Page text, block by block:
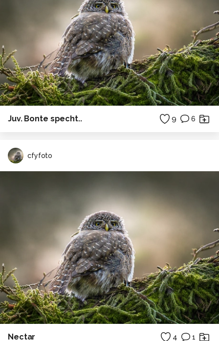
Juv. Bonte specht.. 9 6
cfyfoto
Nectar 4 1